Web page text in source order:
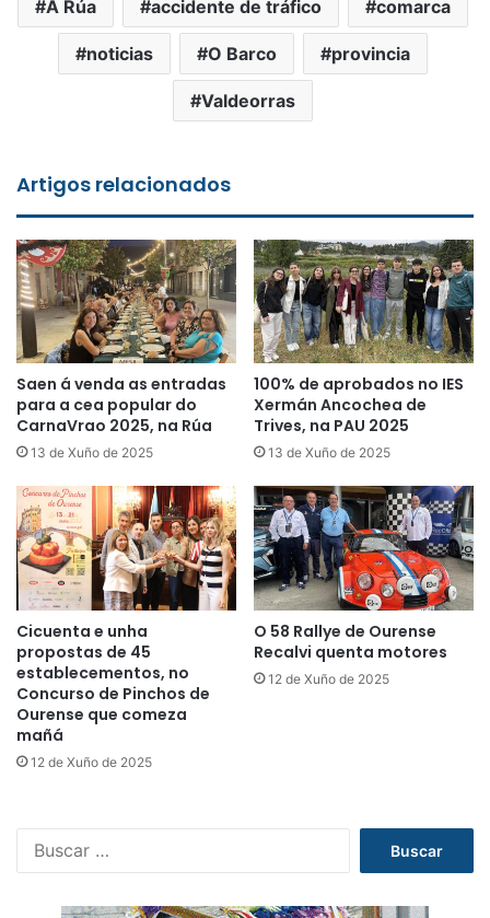
A Rúa accidente de tráfico comarca
noticias O Barco provincia
Valdeorras
Artigos relacionados
Saen á venda as entradas
para a cea popular do
CarnaVrao 2025, na Rúa
13 de Xuño de 2025
100% de aprobados no IES
Xermán Ancochea de
Trives, na PAU 2025
13 de Xuño de 2025
Cicuenta e unha
propostas de 45
establecementos, no
Concurso de Pinchos de
Ourense que comeza
mañá
12 de Xuño de 2025
O 58 Rallye de Ourense
Recalvi quenta motores
12 de Xuño de 2025
c